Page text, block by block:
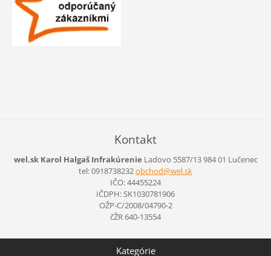
Kontakt
wel.sk Karol Halgaš Infrakúrenie Ladovo 5587/13984 01 Lučenec
tel: 0918738232obchod@wel.sk
IČO: 44455224
IČDPH: SK1030781906
OŽP-C/2008/04790-2
čŽR 640-13554
Kategórie